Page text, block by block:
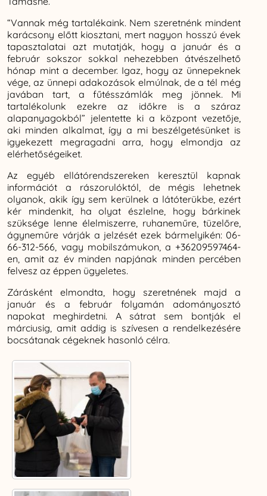
“Vannak még tartalékaink. Nem szeretnénk mindent
karácsony előtt kiosztani, mert nagyon hosszú évek
tapasztalatai azt mutatják, hogy a január és a
február sokszor sokkal nehezebben átvészelhető
hónap mint a december. Igaz, hogy az ünnepeknek
vége, az ünnepi adakozások elmúlnak, de a tél még
javában tart, a fűtésszámlák meg jönnek. Mi
tartalékolunk ezekre az időkre is a száraz
alapanyagokból” jelentette ki a központ vezetője,
aki minden alkalmat, így a mi beszélgetésünket is
igyekezett megragadni arra, hogy elmondja az
elérhetőségeiket.
Az egyéb ellátórendszereken keresztül kapnak
információt a rászorulóktól, de mégis lehetnek
olyanok, akik így sem kerülnek a látóterükbe, ezért
kér mindenkit, ha olyat észlelne, hogy bárkinek
szüksége lenne élelmiszerre, ruhaneműre, tüzelőre,
ágyneműre várják a jelzését ezek bármelyikén: 06-
66-312-566, vagy mobilszámukon, a +36209597464-
en, amit az év minden napjának minden percében
felvesz az éppen ügyeletes.
Zárásként elmondta, hogy szeretnének majd a
január és a február folyamán adományosztó
napokat meghirdetni. A sátrat sem bontják el
márciusig, amit addig is szívesen a rendelkezésére
bocsátanak cégeknek hasonló célra.